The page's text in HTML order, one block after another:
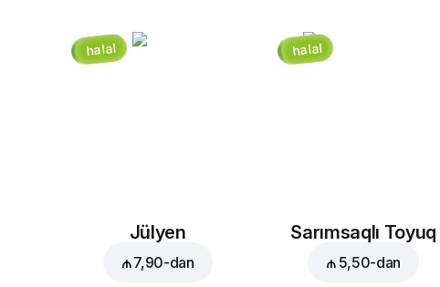
halal
Jülyen
₼ 7,90-dan
halal
Sarımsaqlı Toyuq
₼ 5,50-dan